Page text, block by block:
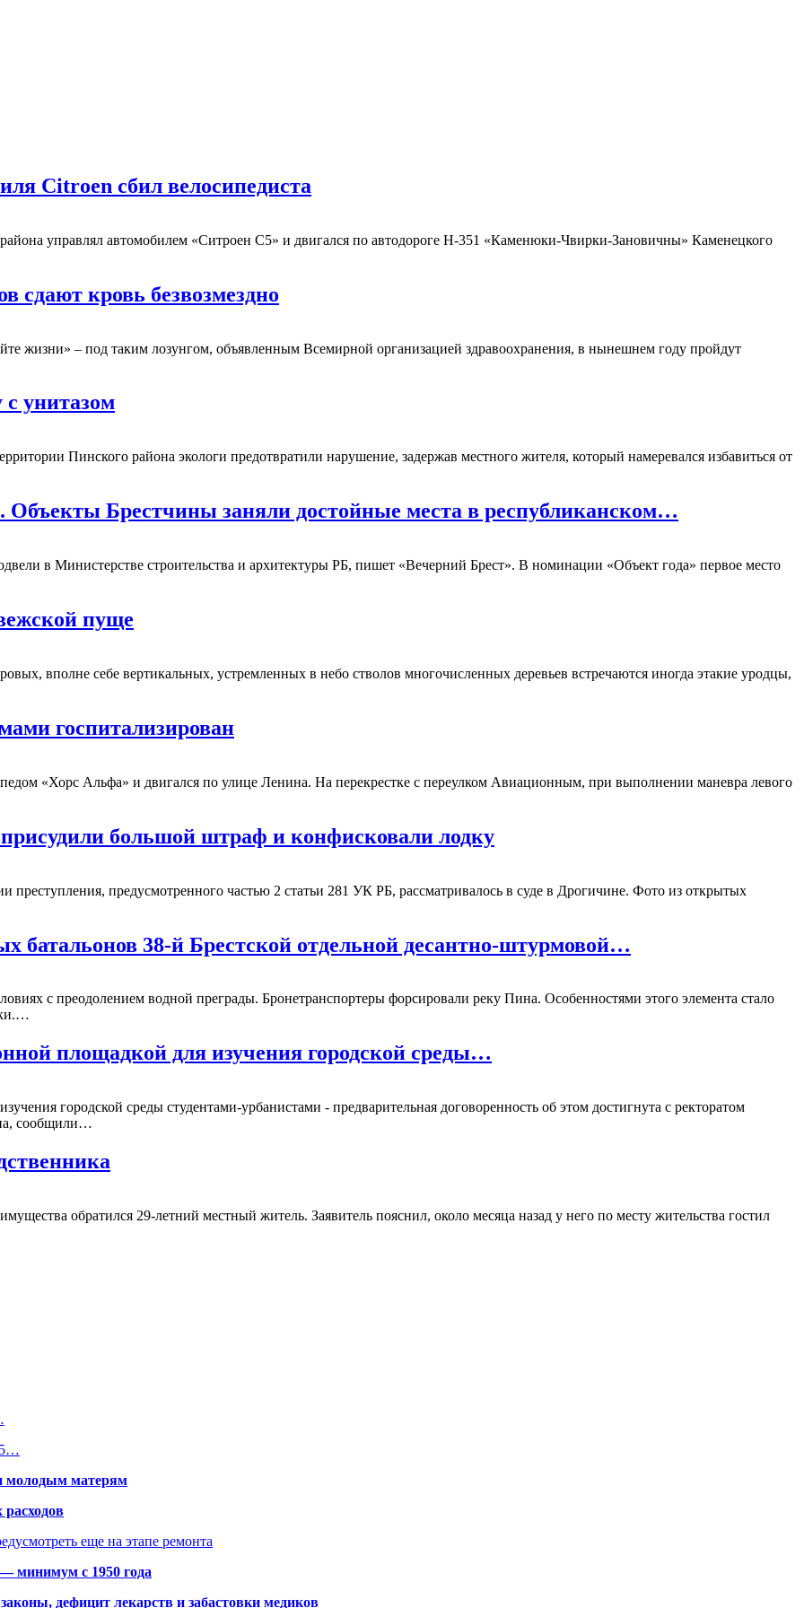
Citroen сбил велосипедиста
управлял автомобилем «Ситроен С5» и двигался по автодороге Н-351 «Каменюки-Чвирки-Зановичны» Каменецкого
сдают кровь безвозмездно
жизни» – под таким лозунгом, объявленным Всемирной организацией здравоохранения, в нынешнем году пройдут
унитазом
Пинского района экологи предотвратили нарушение, задержав местного жителя, который намеревался избавиться от
Брестчины заняли достойные места в республиканском…
в Министерстве строительства и архитектуры РБ, пишет «Вечерний Брест». В номинации «Объект года» первое место
пуще
вполне себе вертикальных, устремленных в небо стволов многочисленных деревьев встречаются иногда этакие уродцы,
госпитализирован
«Хорс Альфа» и двигался по улице Ленина. На перекрестке с переулком Авиационным, при выполнении маневра левого
большой штраф и конфисковали лодку
предусмотренного частью 2 статьи 281 УК РБ, рассматривалось в суде в Дрогичине. Фото из открытых
батальонов 38-й Брестской отдельной десантно-штурмовой…
с преодолением водной преграды. Бронетранспортеры форсировали реку Пина. Особенностями этого элемента стало
площадкой для изучения городской среды…
городской среды студентами-урбанистами - предварительная договоренность об этом достигнута с ректоратом
сообщили…
обратился 29-летний местный житель. Заявитель пояснил, около месяца назад у него по месту жительства гостил
молодым матерям
еще на этапе ремонта
минимум с 1950 года
дефицит лекарств и забастовки медиков